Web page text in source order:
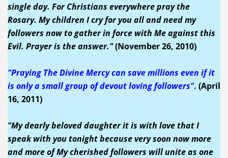
single day. For Christians everywhere pray the
Rosary. My children I cry for you all and need my
followers now to gather in force with Me against this
Evil. Prayer is the answer."(November 26, 2010)
"Praying The Divine Mercy can save millions even if it
is only a small group of devout loving followers". (April
16, 2011)
"My dearly beloved daughter it is with love that I
speak with you tonight because very soon now more
and more of My cherished followers will unite as one